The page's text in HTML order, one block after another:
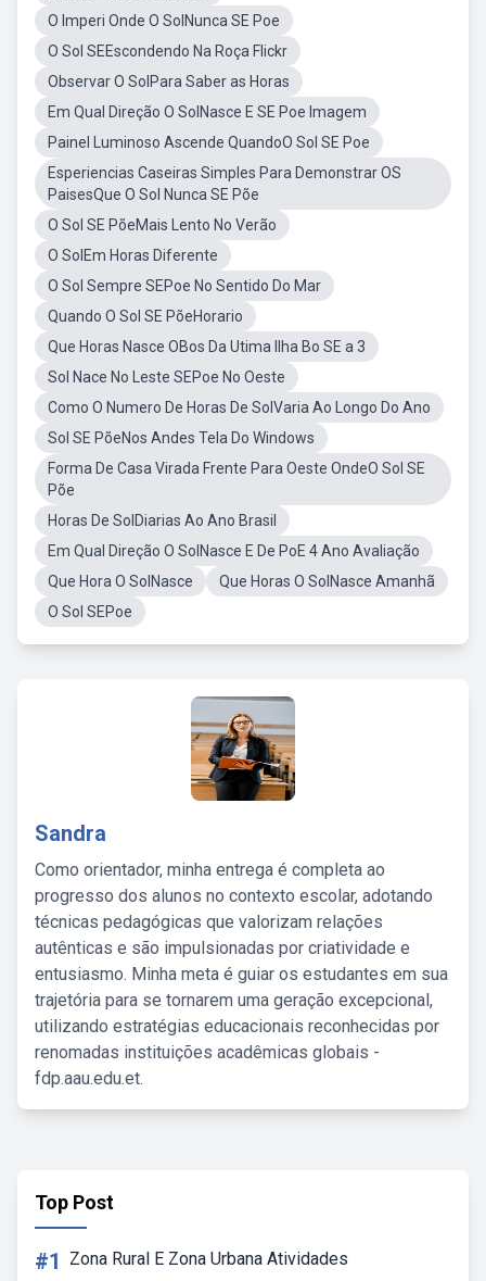
O Imperi Onde O SolNunca SE Poe
O Sol SEEscondendo Na Roça Flickr
Observar O SolPara Saber as Horas
Em Qual Direção O SolNasce E SE Poe Imagem
Painel Luminoso Ascende QuandoO Sol SE Poe
Esperiencias Caseiras Simples Para Demonstrar OS
PaisesQue O Sol Nunca SE Põe
O Sol SE PõeMais Lento No Verão
O SolEm Horas Diferente
O Sol Sempre SEPoe No Sentido Do Mar
Quando O Sol SE PõeHorario
Que Horas Nasce OBos Da Utima Ilha Bo SE a 3
Sol Nace No Leste SEPoe No Oeste
Como O Numero De Horas De SolVaria Ao Longo Do Ano
Sol SE PõeNos Andes Tela Do Windows
Forma De Casa Virada Frente Para Oeste OndeO Sol SE
Põe
Horas De SolDiarias Ao Ano Brasil
Em Qual Direção O SolNasce E De PoE 4 Ano Avaliação
Que Hora O SolNasce
Que Horas O SolNasce Amanhã
O Sol SEPoe
Sandra
Como orientador, minha entrega é completa ao
progresso dos alunos no contexto escolar, adotando
técnicas pedagógicas que valorizam relações
autênticas e são impulsionadas por criatividade e
entusiasmo. Minha meta é guiar os estudantes em sua
trajetória para se tornarem uma geração excepcional,
utilizando estratégias educacionais reconhecidas por
renomadas instituições acadêmicas globais -
fdp.aau.edu.et.
Top Post
#1 Zona Rural E Zona Urbana Atividades